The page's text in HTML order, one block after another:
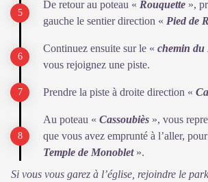
De retour au poteau « Rouquette »,
gauche le sentier direction « Pied de
Continuez ensuite sur le « chemin du
vous rejoignez une piste.
Prendre la piste à droite direction «
Au poteau « Cassoubiès », vous
que vous avez emprunté à l’aller,
Temple de Monoblet».
Si vous vous garez à l’église, rejoindre le